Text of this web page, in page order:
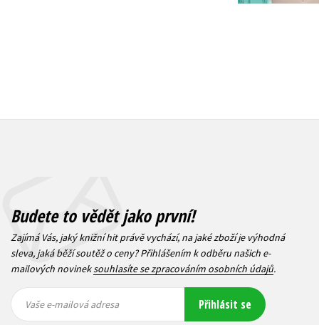
Budete to vědět jako první!
Zajímá Vás, jaký knižní hit právě vychází, na jaké zboží je výhodná
sleva, jaká běží soutěž o ceny? Přihlášením k odběru našich e-
mailových novineksouhlasíte se zpracováním osobních údajů.
mailová
mailová
Vaše e-mailová adresa Přihlásit se